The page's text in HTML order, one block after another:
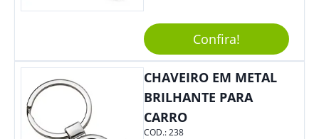
Elástico Permite Maior
Segurança Ao Carregá-Lo.
Ofereça A Seus Clientes E
Colaboradores, Sem Dúvidas
Eles Irão Adorar.
Confira!
CHAVEIRO EM METAL
BRILHANTE PARA
CARRO
COD.:238